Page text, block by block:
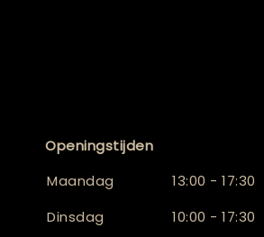
Openingstijden
Maandag
13:00 - 17:30
Dinsdag
10:00 - 17:30